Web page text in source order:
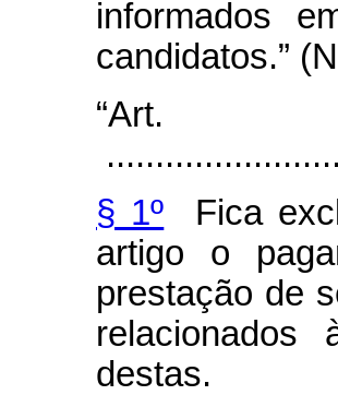
informados
candidatos.”
§ 1º Fica
artigo o
prestação de
destas.